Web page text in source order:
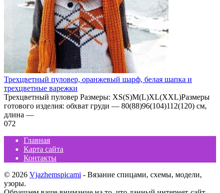
Трехцветный пуловер, оранжевый шарф, белая шапка и
трехцветные варежки
Трехцветный пуловер Размеры: XS(S)M(L)XL(XXL)Размеры
готового изделия: обхват груди — 80(88)96(104)112(120) см,
длина —
072
Главная
Карта сайта
Контакты
© 2026 Vjazhemspicami - Вязание спицами, схемы, модели,
узоры.